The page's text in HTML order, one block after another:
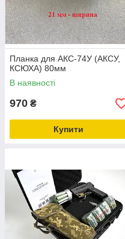
Планка для АКС-74У (АКСУ,
КСЮХА) 80мм
В наявності
970 ₴
Купити